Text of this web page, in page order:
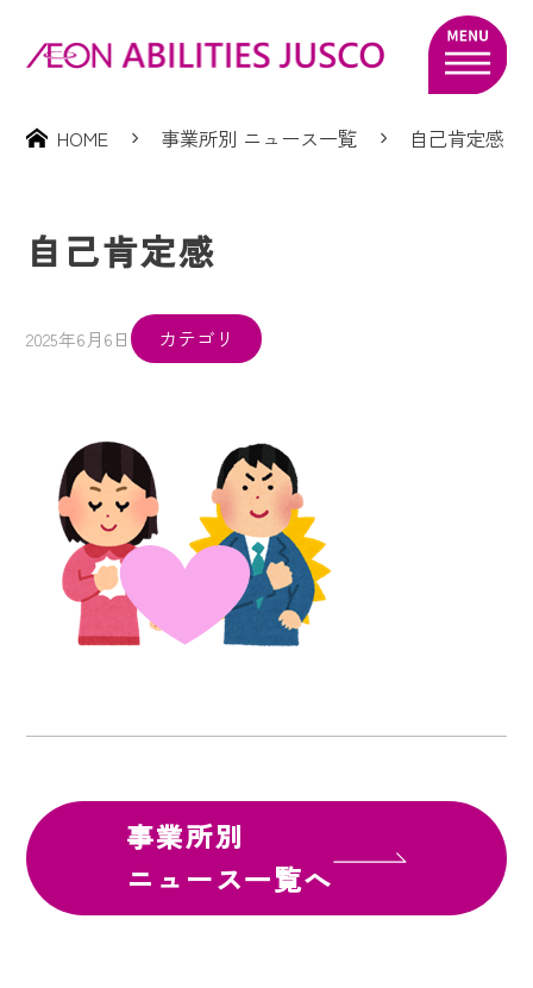
HOME 事業所別 ニュース一覧 自己肯定感
自己肯定感
2025年6月6日 カテゴリ
事業所別
ニュース一覧へ